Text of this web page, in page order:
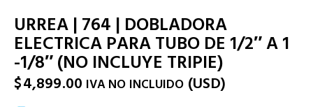
URREA | 764 | DOBLADORA
ELECTRICA PARA TUBO DE 1/2″ A 1
-1/8″ (NO INCLUYE TRIPIE)
$4,899.00 IVA NO INCLUIDO (USD)